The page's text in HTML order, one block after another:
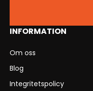
INFORMATION
Om oss
Blog
Integritetspolicy